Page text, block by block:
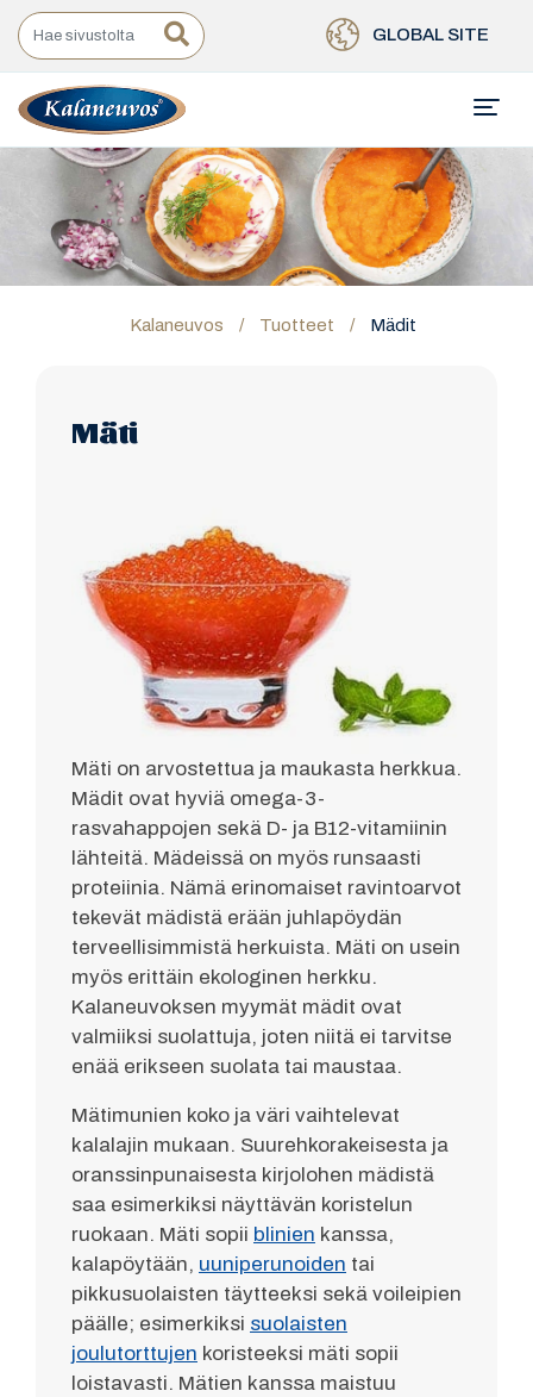
GLOBAL SITE
Kalaneuvos / Tuotteet / Mädit
Mäti
Mäti on arvostettua ja maukasta herkkua.
Mädit ovat hyviä omega-3-
rasvahappojen sekä D- ja B12-vitamiinin
lähteitä. Mädeissä on myös runsaasti
proteiinia. Nämä erinomaiset ravintoarvot
tekevät mädistä erään juhlapöydän
terveellisimmistä herkuista. Mäti on usein
myös erittäin ekologinen herkku.
Kalaneuvoksen myymät mädit ovat
valmiiksi suolattuja, joten niitä ei tarvitse
enää erikseen suolata tai maustaa.
Mätimunien koko ja väri vaihtelevat
kalalajin mukaan. Suurehkorakeisesta ja
oranssinpunaisesta kirjolohen mädistä
saa esimerkiksi näyttävän koristelun
ruokaan. Mäti sopii blinien kanssa,
kalapöytään, uuniperunoiden tai
pikkusuolaisten täytteeksi sekä voileipien
päälle; esimerkiksi suolaisten
joulutorttujen koristeeksi mäti sopii
loistavasti. Mätien kanssa maistuu